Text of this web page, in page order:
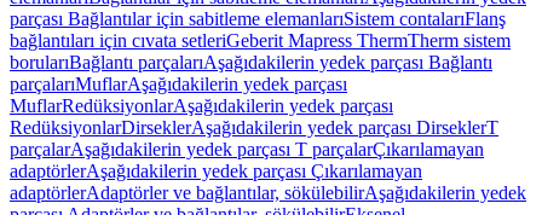
parçası Bağlantılar için sabitleme elemanlarıSistem contalarıFlanş
bağlantıları için cıvata setleriGeberit Mapress ThermTherm sistem
borularıBağlantı parçalarıAşağıdakilerin yedek parçası Bağlantı
parçalarıMuflarAşağıdakilerin yedek parçası
MuflarRedüksiyonlarAşağıdakilerin yedek parçası
RedüksiyonlarDirseklerAşağıdakilerin yedek parçası DirseklerT
parçalarAşağıdakilerin yedek parçası T parçalarÇıkarılamayan
adaptörlerAşağıdakilerin yedek parçası Çıkarılamayan
adaptörlerAdaptörler ve bağlantılar, sökülebilirAşağıdakilerin yedek